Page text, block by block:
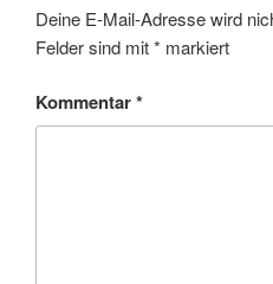
Deine E-Mail-Adresse wird
Felder sind mit* markiert
Kommentar*